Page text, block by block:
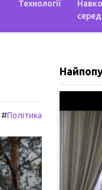
Технології
#Політика